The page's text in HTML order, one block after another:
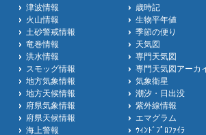
津波情報
火山情報
土砂警戒情報
竜巻情報
洪水情報
スモッグ情報
地方気象情報
地方天候情報
府県気象情報
府県天候情報
海上警報
歳時記
生物平年値
季節の便り
天気図
専門天気図
専門天気図アーカ
気象衛星
潮汐・日出没
紫外線情報
エマグラム
ｳｨﾝﾄﾞﾌﾟﾛﾌｧｲﾗ